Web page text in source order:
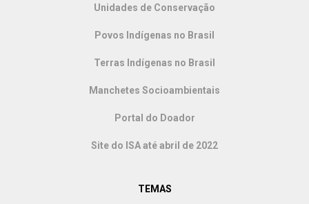
Unidades de Conservação
Povos Indígenas no Brasil
Terras Indígenas no Brasil
Manchetes Socioambientais
Portal do Doador
Site do ISA até abril de 2022
TEMAS